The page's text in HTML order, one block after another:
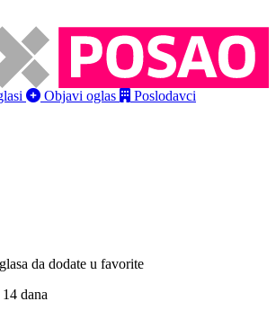
Objavi oglas Poslodavci
da dodate u favorite
dana